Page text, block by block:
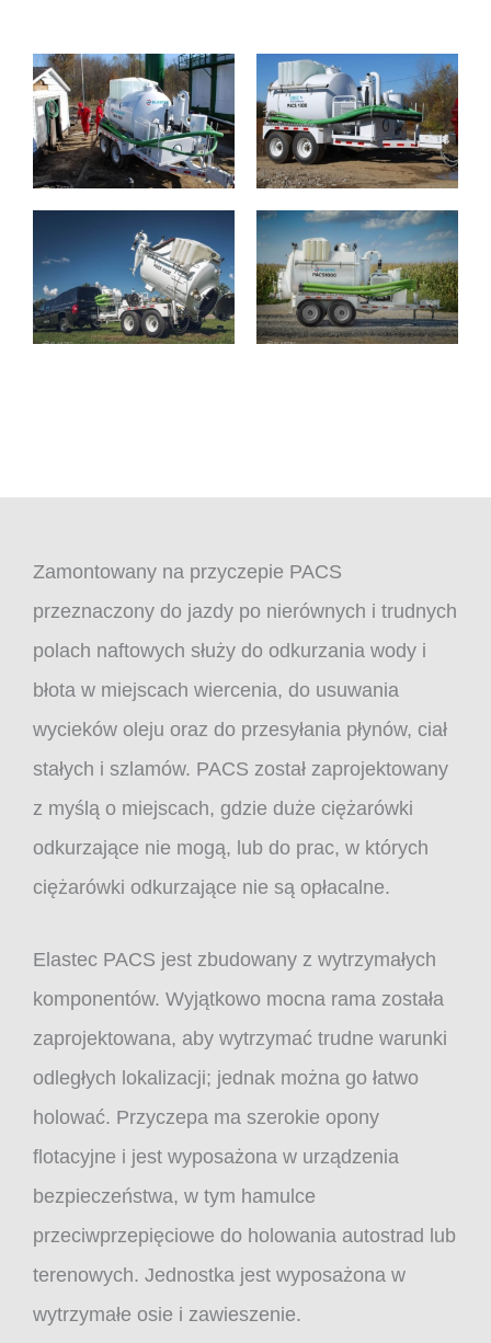
Zamontowany na przyczepie PACS
przeznaczony do jazdy po nierównych i trudnych
polach naftowych służy do odkurzania wody i
błota w miejscach wiercenia, do usuwania
wycieków oleju oraz do przesyłania płynów, ciał
stałych i szlamów. PACS został zaprojektowany
z myślą o miejscach, gdzie duże ciężarówki
odkurzające nie mogą, lub do prac, w których
ciężarówki odkurzające nie są opłacalne.
Elastec PACS jest zbudowany z wytrzymałych
komponentów. Wyjątkowo mocna rama została
zaprojektowana, aby wytrzymać trudne warunki
odległych lokalizacji; jednak można go łatwo
holować. Przyczepa ma szerokie opony
flotacyjne i jest wyposażona w urządzenia
bezpieczeństwa, w tym hamulce
przeciwprzepięciowe do holowania autostrad lub
terenowych. Jednostka jest wyposażona w
wytrzymałe osie i zawieszenie.